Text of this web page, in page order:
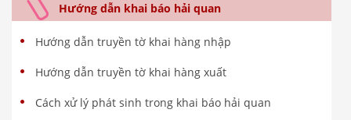
Hướng dẫn khai báo hải quan
Hướng dẫn truyền tờ khai hàng nhập
Hướng dẫn truyền tờ khai hàng xuất
Cách xử lý phát sinh trong khai báo hải quan